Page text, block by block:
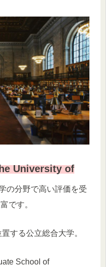
University of
の分野で高い評価を受
です。
する公立総合大学。
School of